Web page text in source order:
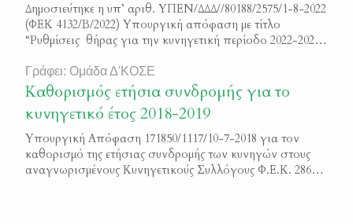
Δημοσιεύτηκε η υπ’ αριθ. ΥΠΕΝ/ΔΔΔ//80188/2575/1-8-2022
(ΦΕΚ 4132/Β/2022) Υπουργική απόφαση με τίτλο
“Ρυθμίσεις θήρας για την κυνηγετική περίοδο 2022-2023”
ΦΕΚ 4132/Β/2022
Γράφει: Ομάδα Δ'ΚΟΣΕ
Καθορισμός ετήσια συνδρομής για το
κυνηγετικό έτος 2018-2019
Υπουργική Απόφαση 171850/1117/10-7-2018 για τον
καθορισμό της ετήσιας συνδρομής των κυνηγών στους
αναγνωρισμένους Κυνηγετικούς Συλλόγους Φ.Ε.Κ. 2867/